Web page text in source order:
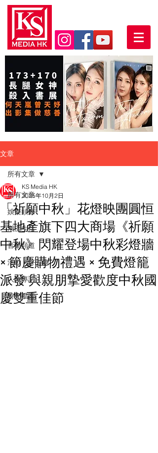
文章
所有文章
娛樂頭條
潮流生活
音樂頻道
活動・好去處
人物專訪
時光檔案
所有文章
「祈願中秋」花燈映團圓恒
基地產旗下四大商場《祈願
中秋》閃耀登場中秋彩燈牆
× 節慶購物禮遇 × 免費燈籠
派發 與親朋摯愛歡度中秋國
慶雙重佳節
KS Media HK
2025年10月2日